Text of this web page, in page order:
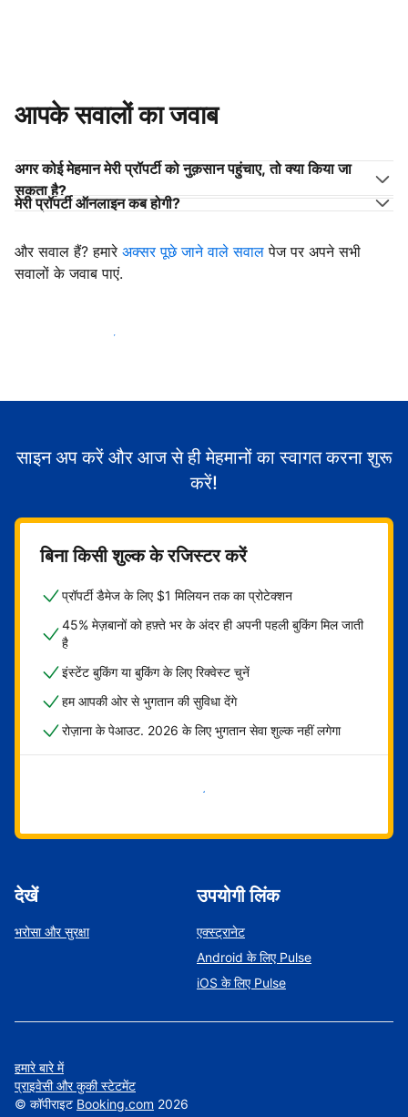
आपके सवालों का जवाब
अगर कोई मेहमान मेरी प्रॉपर्टी को नुक़सान पहुंचाए, तो क्या किया जा
सकता है?
मेरी प्रॉपर्टी ऑनलाइन कब होगी?
और सवाल हैं? हमारे अक्सर पूछे जाने वाले सवाल पेज पर अपने सभी
सवालों के जवाब पाएं.
मेहमानों का स्वागत करना शुरू करें
साइन अप करें और आज से ही मेहमानों का स्वागत करना शुरू
करें!
बिना किसी शुल्क के रजिस्टर करें
प्रॉपर्टी डैमेज के लिए $1 मिलियन तक का प्रोटेक्शन
45% मेज़बानों को हफ़्ते भर के अंदर ही अपनी पहली बुकिंग मिल जाती
है
इंस्टेंट बुकिंग या बुकिंग के लिए रिक्वेस्ट चुनें
हम आपकी ओर से भुगतान की सुविधा देंगे
रोज़ाना के पेआउट. 2026 के लिए भुगतान सेवा शुल्क नहीं लगेगा
अभी शुरू करें
देखें
भरोसा और सुरक्षा
उपयोगी लिंक
एक्स्ट्रानेट
Android के लिए Pulse
iOS के लिए Pulse
हमारे बारे में
प्राइवेसी और कुकी स्टेटमेंट
© कॉपीराइट Booking.com 2026